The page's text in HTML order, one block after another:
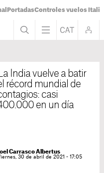
PortadasControles vuelos Italia
India vuelve a batir
récord mundial de
casi
en un día
Carrasco Albertus
30 de abril de 2021 - 17:05